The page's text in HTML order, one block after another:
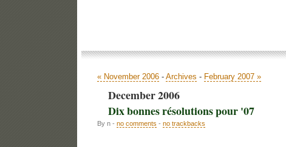
« November 2006 - Archives - February 2007 »
December 2006
Dix bonnes résolutions pour '07
By n - no comments - no trackbacks